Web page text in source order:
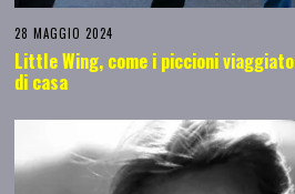
28 MAGGIO 2024
Little Wing, come i piccioni
di casa